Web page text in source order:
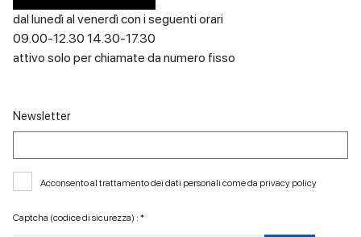
dal lunedì al venerdì con i seguenti orari
09.00-12.30 14.30-17.30
attivo solo per chiamate da numero fisso
Newsletter
Acconsento al trattamento dei dati personali come da privacy policy
Captcha (codice di sicurezza) : *